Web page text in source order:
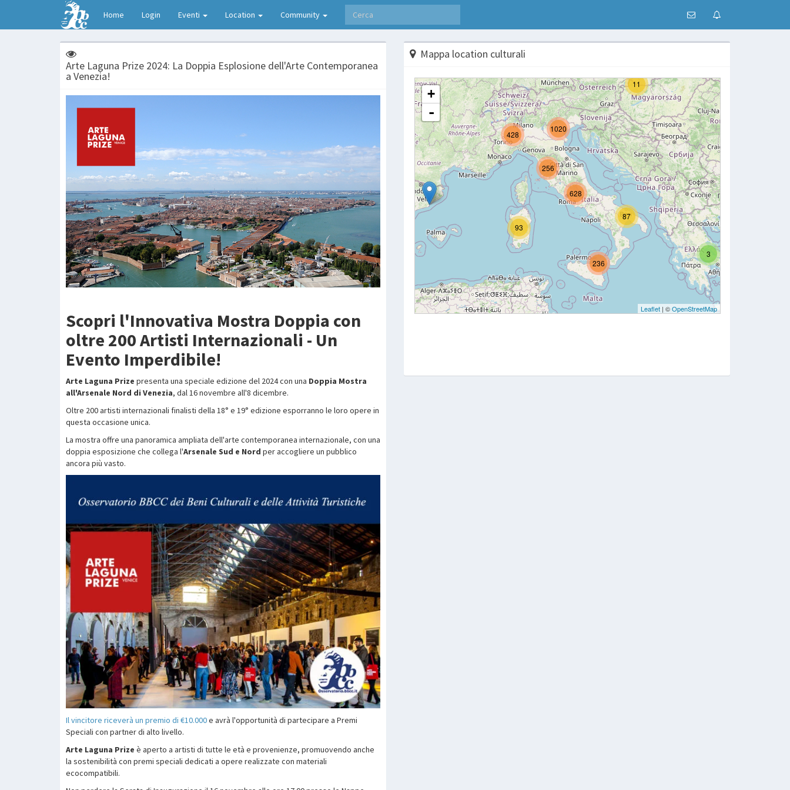
Home Login Eventi Location Community
Arte Laguna Prize 2024: La Doppia Esplosione dell'Arte Contemporanea
a Venezia!
Scopri l'Innovativa Mostra Doppia con
oltre 200 Artisti Internazionali - Un
Evento Imperdibile!
Arte Laguna Prize presenta una speciale edizione del 2024 con una Doppia Mostra
all'Arsenale Nord di Venezia, dal 16 novembre all'8 dicembre.
Oltre 200 artisti internazionali finalisti della 18° e 19° edizione esporranno le loro opere in
questa occasione unica.
La mostra offre una panoramica ampliata dell'arte contemporanea internazionale, con una
doppia esposizione che collega l'Arsenale Sud e Nord per accogliere un pubblico
ancora più vasto.
Il vincitore riceverà un premio di €10.000e avrà l'opportunità di partecipare a Premi
Speciali con partner di alto livello.
Arte Laguna Prize è aperto a artisti di tutte le età e provenienze, promuovendo anche
la sostenibilità con premi speciali dedicati a opere realizzate con materiali
ecocompatibili.
Mappa location culturali